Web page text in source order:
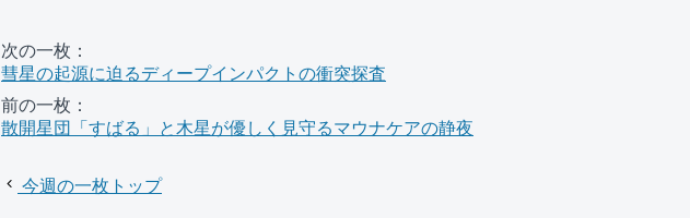
次の一枚：
彗星の起源に迫るディープインパクトの衝突探査
前の一枚：
散開星団「すばる」と木星が優しく見守るマウナケアの静夜
今週の一枚トップ